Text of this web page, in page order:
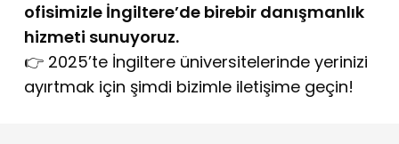
ofisimizle İngiltere’de birebir danışmanlık
hizmeti sunuyoruz.
👉 2025’te İngiltere üniversitelerinde yerinizi
ayırtmak için şimdi bizimle iletişime geçin!